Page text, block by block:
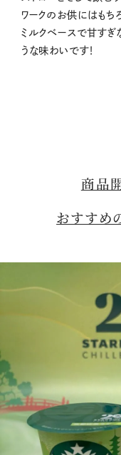
ワークのお供にはもち
ミルクベースで甘すぎ
うな味わいです！
商品
おすすめ